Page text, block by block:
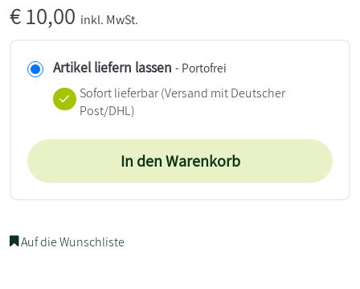
€10,00 inkl. MwSt.
Artikel liefern lassen - Portofrei
Sofort lieferbar(Versand mit Deutscher
Post/DHL)
In den Warenkorb
Auf die Wunschliste